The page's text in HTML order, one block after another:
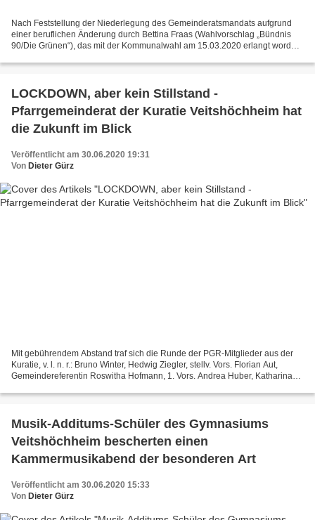
Nach Feststellung der Niederlegung des Gemeinderatsmandats aufgrund
einer beruflichen Änderung durch Bettina Fraas (Wahlvorschlag „Bündnis
90/Die Grünen“), das mit der Kommunalwahl am 15.03.2020 erlangt worden
LOCKDOWN, aber kein Stillstand -
Pfarrgemeinderat der Kuratie Veitshöchheim hat
die Zukunft im Blick
Veröffentlicht am 30.06.2020 19:31
Von Dieter Gürz
Mit gebührendem Abstand traf sich die Runde der PGR-Mitglieder aus der
Kuratie, v. l. n. r.: Bruno Winter, Hedwig Ziegler, stellv. Vors. Florian Aut,
Gemeindereferentin Roswitha Hofmann, 1. Vors. Andrea Huber, Katharina
Musik-Additums-Schüler des Gymnasiums
Veitshöchheim bescherten einen
Kammermusikabend der besonderen Art
Veröffentlicht am 30.06.2020 15:33
Von Dieter Gürz